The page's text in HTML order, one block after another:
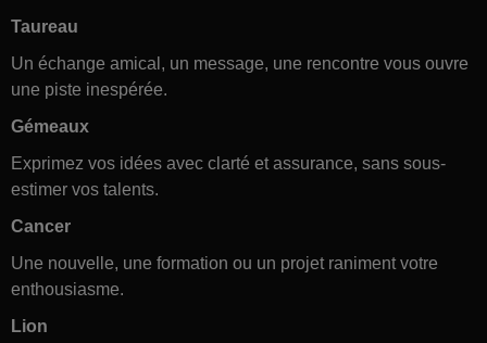
Taureau
Un échange amical, un message, une rencontre vous ouvre
une piste inespérée.
Gémeaux
Exprimez vos idées avec clarté et assurance, sans sous-
estimer vos talents.
Cancer
Une nouvelle, une formation ou un projet raniment votre
enthousiasme.
Lion